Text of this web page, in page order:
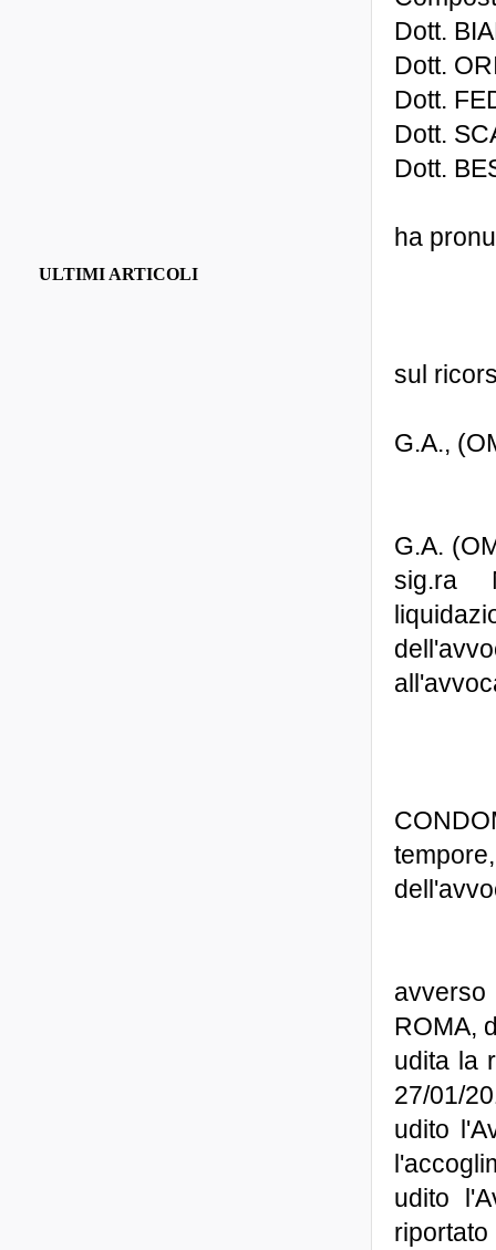
Dott.
Dott.
Dott.
Dott.
Dott.
ha
sul
G.A.,
G.A.
sig.ra
avverso
ROMA,
udita la
27/01/
udito
udito
ULTIMI ARTICOLI